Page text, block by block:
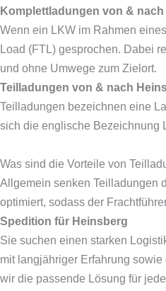
Komplettladungen von & nach
Wenn ein LKW im Rahmen
Load (FTL) gesprochen. Dabei
und ohne Umwege zum Zielort.
Teilladungen von & nach
Teilladungen bezeichnen eine
sich die englische Bezeichnung
Was sind die Vorteile von
Allgemein senken Teilladungen
optimiert, sodass der
Spedition für Heinsberg
Sie suchen einen starken
mit langjähriger Erfahrung
wir die passende Lösung für